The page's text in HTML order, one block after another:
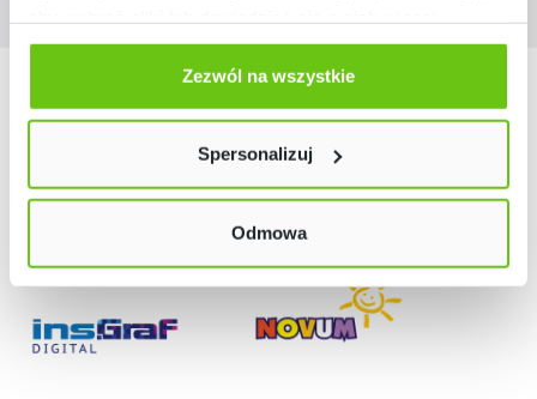
Odmów zgody poprzez przycisk „Odmowa”. Wtedy
użyjemy tylko plików niezbędnych dla naszej strony.
Twój wybór możesz zmienić przez kliknięcie przycisku w
Polityce prywatności
Zezwól na wszystkie
Spersonalizuj
Odmowa